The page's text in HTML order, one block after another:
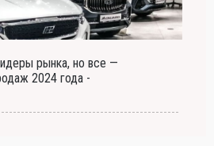
рынка, но все —
2024 года -